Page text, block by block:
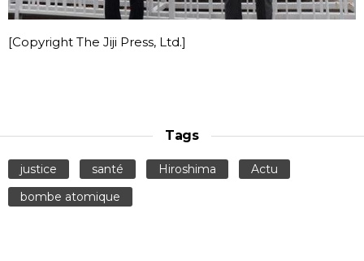
[Copyright The Jiji Press, Ltd.]
Tags
justice santé Hiroshima
Actu
bombe atomique